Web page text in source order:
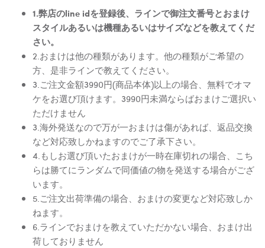
1.弊店のline idを登録後、ラインで御注文番号とおまけ
スタイルあるいは機種あるいはサイズなどを教えてくだ
さい。
2.おまけは他の種類があります。他の種類がご希望の
方、是非ラインで教えてください。
3.ご注文金額3990円(商品本体)以上の場合、無料でオマ
ケをお選び頂けます。3990円未満ならばおまけご選択い
ただけません
3.海外発送なので万が一おまけは傷があれば、返品交換
など対応致しかねますのでご了承下さい。
4.もしお選び頂いたおまけが一時在庫切れの場合、こち
らは勝てにランダムで同価値の物を発送する場合がござ
います。
5.ご注文出荷準備の場合、おまけの変更など対応致しか
ねます。
6.ラインでおまけを教えていただかない場合、おまけ出
荷しておりません